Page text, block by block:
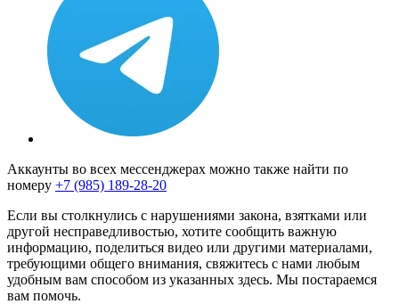
Аккаунты во всех мессенджерах можно также найти по
номеру +7 (985) 189-28-20
Если вы столкнулись с нарушениями закона, взятками или
другой несправедливостью, хотите сообщить важную
информацию, поделиться видео или другими материалами,
требующими общего внимания, свяжитесь с нами любым
удобным вам способом из указанных здесь. Мы постараемся
вам помочь.